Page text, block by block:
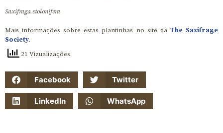
Saxifraga stolonifera
Mais informações sobre estas plantinhas no site da The Saxifrage
Society.
21 Vizualizações
Facebook Twitter
LinkedIn WhatsApp